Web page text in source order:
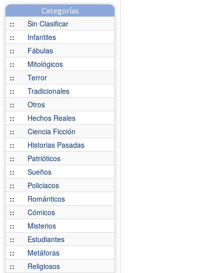
Categorías
::
Sin Clasificar
::
Infantiles
::
Fábulas
::
Mitológicos
::
Terror
::
Tradicionales
::
Otros
::
Hechos Reales
::
Ciencia Ficción
::
Historias Pasadas
::
Patrióticos
::
Sueños
::
Policiacos
::
Románticos
::
Cómicos
::
Misterios
::
Estudiantes
::
Metáforas
::
Religiosos